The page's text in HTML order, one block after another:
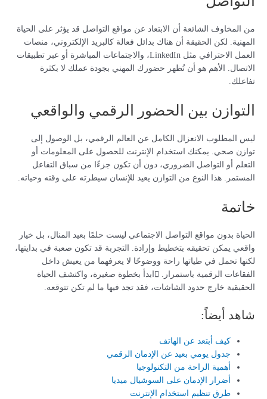
من المخاوف الشائعة أن الابتعاد عن مواقع التواصل قد يؤثر على الحياة
المهنية. لكن الحقيقة أن هناك بدائل فعالة كالبريد الإلكتروني، منصات
العمل الاحترافي مثل LinkedIn، والاجتماعات المباشرة أو عبر تطبيقات
الاتصال. الأهم هو أن تُظهر حضورك المهني بجودة عملك لا بكثرة
تفاعلك.
التوازن بين الحضور الرقمي والواقعي
ليس المطلوب الانعزال الكامل عن العالم الرقمي، بل الوصول إلى
توازن صحي. يمكنك استخدام الإنترنت للحصول على المعلومات أو
التعلم أو التواصل الضروري، دون أن تكون جزءًا من سباق التفاعل
المستمر. هذا النوع من التوازن يعيد للإنسان سيطرته على وقته وحياته.
خاتمة
الحياة بدون مواقع التواصل الاجتماعي ليست حلمًا بعيد المنال، بل خيار
واقعي يمكن تحقيقه بتخطيط وإرادة. التجربة قد تكون صعبة في بدايتها،
لكنها تحمل في طياتها راحة ووضوحًا لا يعرفهما من يعيش داخل
الفقاعات الرقمية باستمرار. ابدأ بخطوة صغيرة، واكتشف الحياة
الحقيقية خارج حدود الشاشات، فقد تجد فيها ما لم تكن تتوقعه.
شاهد أيضاً:
كيف أبتعد عن الهاتف
جدول يومي بعيد عن الإدمان الرقمي
أهمية الراحة من التكنولوجيا
أضرار الإدمان على السوشيال ميديا
طرق تنظيم استخدام الإنترنت